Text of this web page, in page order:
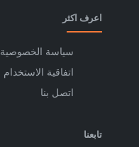
اعرف اكثر
سياسة الخصوصية
اتفاقية الاستخدام
اتصل بنا
تابعنا